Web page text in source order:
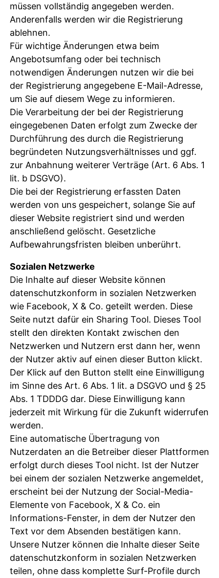
müssen vollständig angegeben werden.
Anderenfalls werden wir die Registrierung
ablehnen.
Für wichtige Änderungen etwa beim
Angebotsumfang oder bei technisch
notwendigen Änderungen nutzen wir die bei
der Registrierung angegebene E-Mail-Adresse,
um Sie auf diesem Wege zu informieren.
Die Verarbeitung der bei der Registrierung
eingegebenen Daten erfolgt zum Zwecke der
Durchführung des durch die Registrierung
begründeten Nutzungsverhältnisses und ggf.
zur Anbahnung weiterer Verträge (Art. 6 Abs. 1
lit. b DSGVO).
Die bei der Registrierung erfassten Daten
werden von uns gespeichert, solange Sie auf
dieser Website registriert sind und werden
anschließend gelöscht. Gesetzliche
Aufbewahrungsfristen bleiben unberührt.
Sozialen Netzwerke
Die Inhalte auf dieser Website können
datenschutzkonform in sozialen Netzwerken
wie Facebook, X & Co. geteilt werden. Diese
Seite nutzt dafür ein Sharing Tool. Dieses Tool
stellt den direkten Kontakt zwischen den
Netzwerken und Nutzern erst dann her, wenn
der Nutzer aktiv auf einen dieser Button klickt.
Der Klick auf den Button stellt eine Einwilligung
im Sinne des Art. 6 Abs. 1 lit. a DSGVO und § 25
Abs. 1 TDDDG dar. Diese Einwilligung kann
jederzeit mit Wirkung für die Zukunft widerrufen
werden.
Eine automatische Übertragung von
Nutzerdaten an die Betreiber dieser Plattformen
erfolgt durch dieses Tool nicht. Ist der Nutzer
bei einem der sozialen Netzwerke angemeldet,
erscheint bei der Nutzung der Social-Media-
Elemente von Facebook, X & Co. ein
Informations-Fenster, in dem der Nutzer den
Text vor dem Absenden bestätigen kann.
Unsere Nutzer können die Inhalte dieser Seite
datenschutzkonform in sozialen Netzwerken
teilen, ohne dass komplette Surf-Profile durch